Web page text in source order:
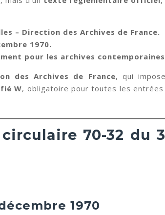
– Direction des Archives de France.
1970.
pour les archives
des Archives de France, qui
W, obligatoire pour toutes les entrées
70-32 du
1970